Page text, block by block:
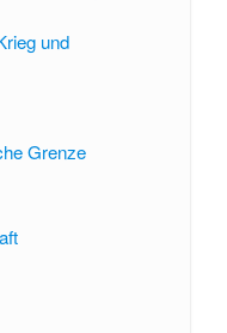
und
Grenze